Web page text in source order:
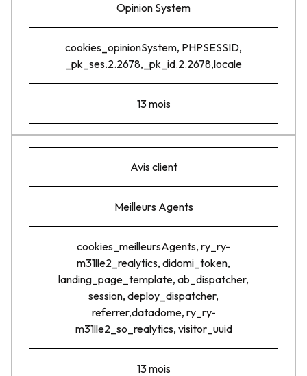
Opinion System
cookies_opinionSystem, PHPSESSID,
_pk_ses.2.2678,_pk_id.2.2678,locale
13 mois
Avis client
Meilleurs Agents
cookies_meilleursAgents, ry_ry-
m31lle2_realytics, didomi_token,
landing_page_template, ab_dispatcher,
session, deploy_dispatcher,
referrer,datadome, ry_ry-
m31lle2_so_realytics, visitor_uuid
13 mois